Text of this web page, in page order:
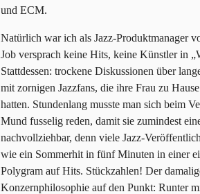
und ECM.
Natürlich war ich als Jazz-Produktmanager
Job versprach keine Hits, keine Künstler in
Stattdessen: trockene Diskussionen über
mit zornigen Jazzfans, die ihre Frau zu
hatten. Stundenlang musste man sich beim
Mund fusselig reden, damit sie zumindest
nachvollziehbar, denn viele Jazz-
wie ein Sommerhit in fünf Minuten in einer
Polygram auf Hits. Stückzahlen! Der
Konzernphilosophie auf den Punkt: Runter